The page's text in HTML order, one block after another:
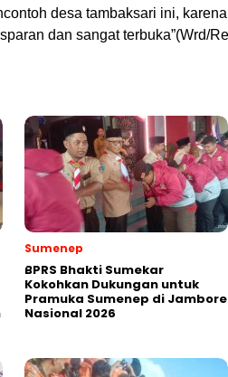
desa tambaksari ini,
dan sangat terbuka”(Wrd/
Sumenep
BPRS Bhakti Sumekar
Kokohkan Dukungan untuk
Pramuka Sumenep di Jambore
Nasional 2026